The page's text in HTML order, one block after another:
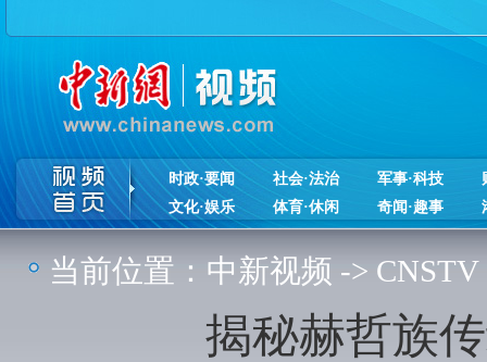
时政·要闻 社会·法治 军事·科技
文化·娱乐
体育·休闲 奇闻·趣事
当前位置： 中新视频 -> CNSTV
揭秘赫哲族